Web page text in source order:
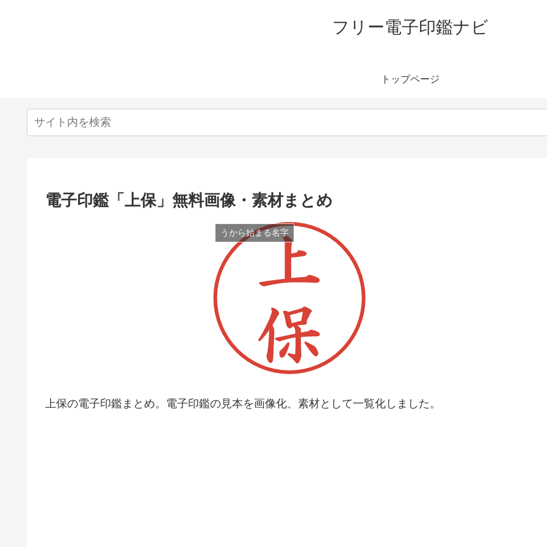
フリー電子印鑑ナビ
トップページ
電子印鑑「上保」無料画像・素材まとめ
うから始まる名字
上保の電子印鑑まとめ。電子印鑑の見本を画像化、素材として一覧化しました。